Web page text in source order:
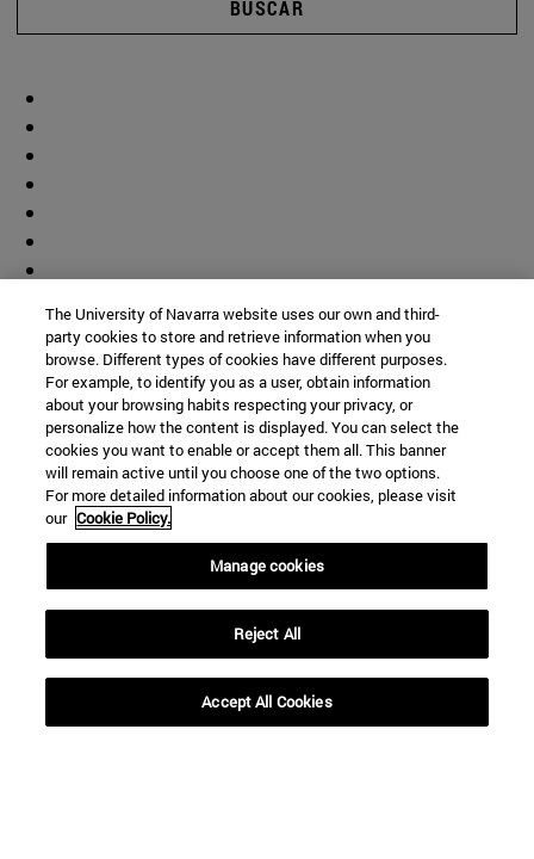
BUSCAR
Biblioteca(abre en nueva ventana)
(abre en nueva ventana)
Aula virtual ADI(abre en nueva ventana)
Búsqueda de personas (abre en nueva ventana)
The University of Navarra website uses our own and third-
party cookies to store and retrieve information when you
browse. Different types of cookies have different purposes.
For example, to identify you as a user, obtain information
about your browsing habits respecting your privacy, or
personalize how the content is displayed. You can select the
cookies you want to enable or accept them all. This banner
will remain active until you choose one of the two options.
For more detailed information about our cookies, please visit
our Cookie Policy.
Manage cookies
Reject All
Accept All Cookies